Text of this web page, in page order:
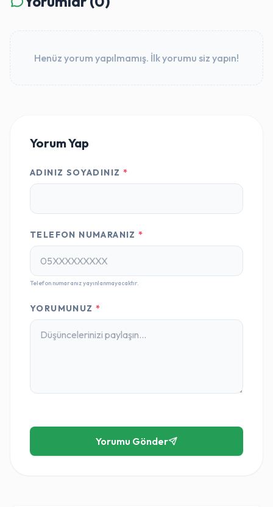
Henüz yorum yapılmamış. İlk yorumu siz yapın!
Yorum Yap
ADINIZ SOYADINIZ *
TELEFON NUMARANIZ*
Telefon numaranız yayınlanmayacaktır.
YORUMUNUZ*
Yorumu Gönder